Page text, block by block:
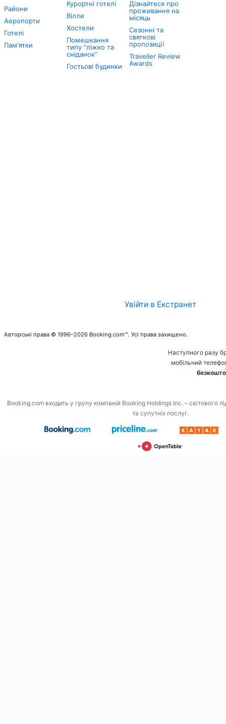
Райони
Аеропорти
Готелі
Пам'ятки
Курортні готелі
Вілли
Хостели
Помешкання
типу "ліжко та
сніданок"
Гостьові будинки
Дізнайтеся про
проживання на
місяць
Сезонні та
святкові
пропозиції
Traveller Review
Awards
Увійти в Екстранет
Авторські права © 1996–2026 Booking.com™. Усі права захищено.
Наступного разу
мобільний
Booking.com входить у групу компаній Booking Holdings Inc. – світового
та супутніх послуг.